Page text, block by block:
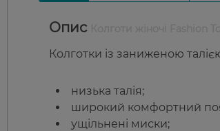
Опис
Колготки із заниженою
низька талія;
широкий комфортний
ущільнені миски;